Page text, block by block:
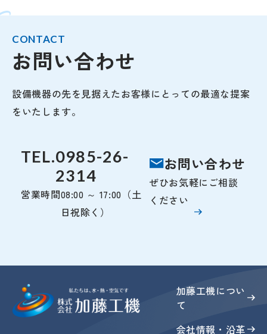
CONTACT
お問い合わせ
設備機器の先を見据えたお客様にとっての最適な提案
をいたします。
TEL.0985-26-
2314
営業時間08:00 ～ 17:00（土
日祝除く）
お問い合わせ
ぜひお気軽にご相談
ください
加藤工機につい
て
会社情報・沿革